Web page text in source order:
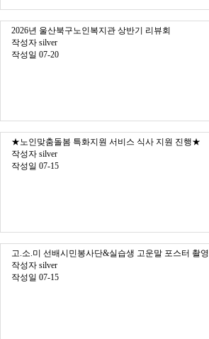
2026년 울산북구노인복지관 상반기 리뷰회
작성자 silver
작성일 07-20
★노인맞춤돌봄 특화지원 서비스 식사 지원 진행★
작성자 silver
작성일 07-15
고.소.미 선배시민봉사단&실습생 고운말 포스터 촬영
작성자 silver
작성일 07-15